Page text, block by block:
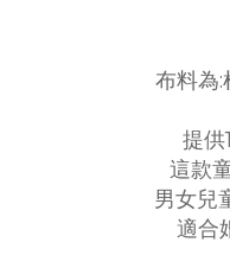
布料為:
提
這款
男女兒
適合